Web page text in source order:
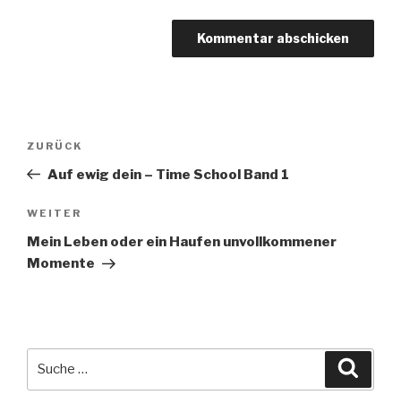
Beitragsnavigation
Vorheriger
Beitrag
ZURÜCK
Auf ewig dein – Time School Band 1
Nächster
Beitrag
WEITER
Mein Leben oder ein Haufen unvollkommener
Momente